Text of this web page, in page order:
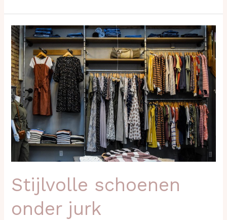
Stijlvolle schoenen
onder jurk
Stijlvolle
schoenen
onder
jurk